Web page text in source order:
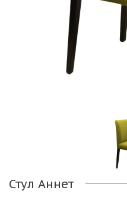
Стул Аннет